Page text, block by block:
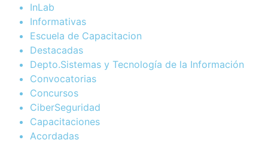
InLab
Informativas
Escuela de Capacitacion
Destacadas
Depto.Sistemas y Tecnología de la Información
Convocatorias
Concursos
CiberSeguridad
Capacitaciones
Acordadas